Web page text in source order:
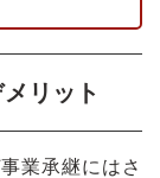
リット
事業承継にはさ